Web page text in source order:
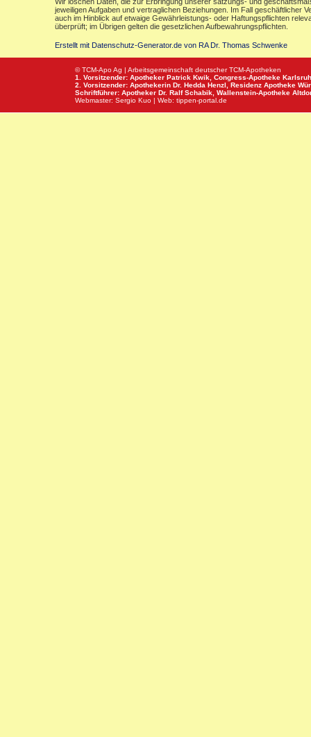
jeweiligen Aufgaben und vertraglichen Beziehungen. Im Fall geschäftlicher
auch im Hinblick auf etwaige Gewährleistungs- oder Haftungspflichten
überprüft; im Übrigen gelten die gesetzlichen Aufbewahrungspflichten.
Erstellt mit Datenschutz-Generator.de von RA Dr. Thomas Schwenke
© TCM-Apo Ag | Arbeitsgemeinschaft deutscher TCM-Apotheken
1. Vorsitzender: Apotheker Patrick Kwik, Congress-Apotheke
2. Vorsitzender: Apothekerin Dr. Hedda Henzl, Residenz Apotheke
Schriftführer: Apotheker Dr. Ralf Schabik, Wallenstein-Apotheke
Webmaster: Sergio Kuo | Web: tippen-portal.de